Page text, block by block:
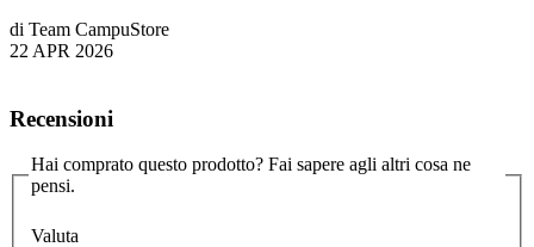
di Team CampuStore
22 APR 2026
Recensioni
Hai comprato questo prodotto? Fai sapere agli altri cosa ne
pensi.
Valuta